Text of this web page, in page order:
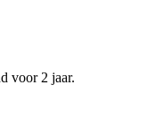
voor 2 jaar.